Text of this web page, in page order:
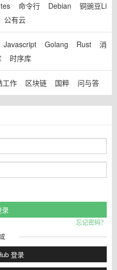
命令行 Debian
铜豌豆Li
公有云
Javascript Golang Rust
消
时序库
工作 区块链 国粹 问与答
忘记密码？
登录